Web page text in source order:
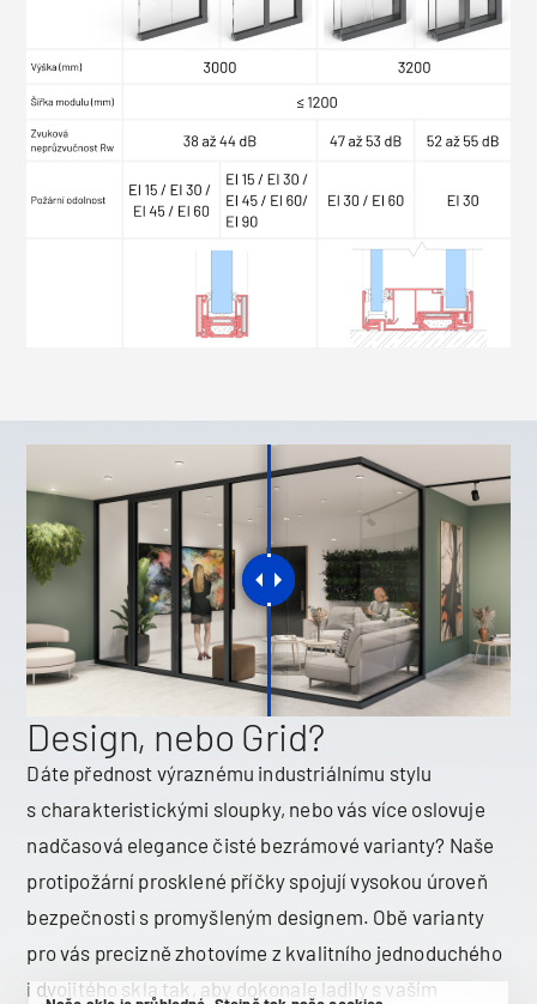
Design, nebo Grid?
Dáte přednost výraznému industriálnímu stylu
s charakteristickými sloupky, nebo vás více oslovuje
nadčasová elegance čisté bezrámové varianty? Naše
protipožární prosklené příčky spojují vysokou úroveň
bezpečnosti s promyšleným designem. Obě varianty
pro vás precizně zhotovíme z kvalitního jednoduchého
i dvojitého skla tak, aby dokonale ladily s vaším